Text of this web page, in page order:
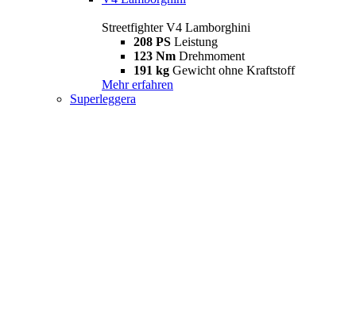
Streetfighter V4 Lamborghini
208 PS Leistung
123 Nm Drehmoment
191 kg Gewicht ohne Kraftstoff
Mehr erfahren
Superleggera